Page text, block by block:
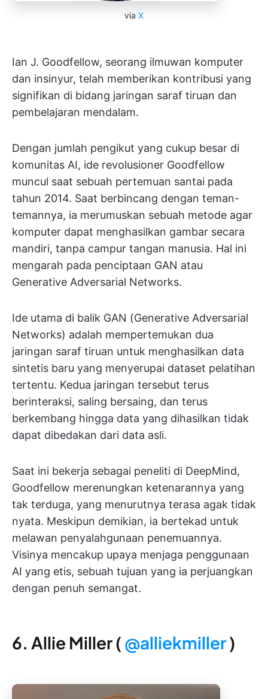
via X
Ian J. Goodfellow, seorang ilmuwan komputer
dan insinyur, telah memberikan kontribusi yang
signifikan di bidang jaringan saraf tiruan dan
pembelajaran mendalam.
Dengan jumlah pengikut yang cukup besar di
komunitas AI, ide revolusioner Goodfellow
muncul saat sebuah pertemuan santai pada
tahun 2014. Saat berbincang dengan teman-
temannya, ia merumuskan sebuah metode agar
komputer dapat menghasilkan gambar secara
mandiri, tanpa campur tangan manusia. Hal ini
mengarah pada penciptaan GAN atau
Generative Adversarial Networks.
Ide utama di balik GAN (Generative Adversarial
Networks) adalah mempertemukan dua
jaringan saraf tiruan untuk menghasilkan data
sintetis baru yang menyerupai dataset pelatihan
tertentu. Kedua jaringan tersebut terus
berinteraksi, saling bersaing, dan terus
berkembang hingga data yang dihasilkan tidak
dapat dibedakan dari data asli.
Saat ini bekerja sebagai peneliti di DeepMind,
Goodfellow merenungkan ketenarannya yang
tak terduga, yang menurutnya terasa agak tidak
nyata. Meskipun demikian, ia bertekad untuk
melawan penyalahgunaan penemuannya.
Visinya mencakup upaya menjaga penggunaan
AI yang etis, sebuah tujuan yang ia perjuangkan
dengan penuh semangat.
6. Allie Miller ( @alliekmiller)